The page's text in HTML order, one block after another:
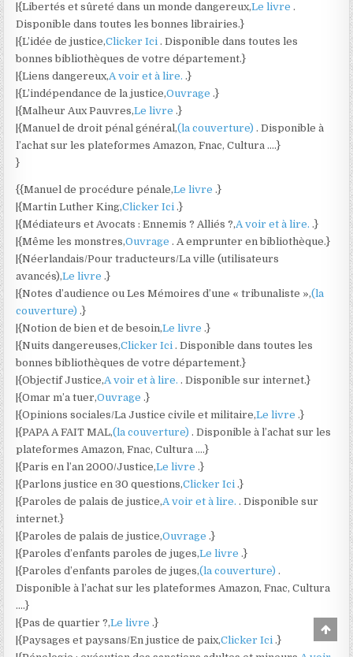
|{Libertés et sûreté dans un monde dangereux,Le livre.
Disponible dans toutes les bonnes librairies.}
|{L’idée de justice,Clicker Ici. Disponible dans toutes les
bonnes bibliothèques de votre département.}
|{Liens dangereux,A voir et à lire..}
|{L’indépendance de la justice,Ouvrage.}
|{Malheur Aux Pauvres,Le livre.}
|{Manuel de droit pénal général,(la couverture). Disponible à
l’achat sur les plateformes Amazon, Fnac, Cultura ….}
}
{{Manuel de procédure pénale,Le livre.}
|{Martin Luther King,Clicker Ici.}
|{Médiateurs et Avocats : Ennemis ? Alliés ?,A voir et à lire..}
|{Même les monstres,Ouvrage. A emprunter en bibliothèque.}
|{Néerlandais/Pour traducteurs/La ville (utilisateurs
avancés),Le livre.}
|{Notes d’audience ou Les Mémoires d’une « tribunaliste »,(la
couverture).}
|{Notion de bien et de besoin,Le livre.}
|{Nuits dangereuses,Clicker Ici. Disponible dans toutes les
bonnes bibliothèques de votre département.}
|{Objectif Justice,A voir et à lire.. Disponible sur internet.}
|{Omar m’a tuer,Ouvrage.}
|{Opinions sociales/La Justice civile et militaire,Le livre.}
|{PAPA A FAIT MAL,(la couverture). Disponible à l’achat sur les
plateformes Amazon, Fnac, Cultura ….}
|{Paris en l’an 2000/Justice,Le livre.}
|{Parlons justice en 30 questions,Clicker Ici.}
|{Paroles de palais de justice,A voir et à lire.. Disponible sur
internet.}
|{Paroles de palais de justice,Ouvrage.}
|{Paroles d’enfants paroles de juges,Le livre.}
|{Paroles d’enfants paroles de juges,(la couverture).
Disponible à l’achat sur les plateformes Amazon, Fnac, Cultura
….}
|{Pas de quartier ?,Le livre.}
|{Paysages et paysans/En justice de paix,Clicker Ici.}
to
Top